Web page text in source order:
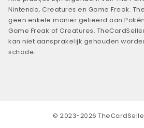
Nintendo, Creatures en Game Freak.
geen enkele manier gelieerd aan
Game Freak of Creatures.
kan niet aansprakelijk gehouden
schade.
© 2023-2026